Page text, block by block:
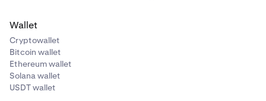
Wallet
Cryptowallet
Bitcoin wallet
Ethereum wallet
Solana wallet
USDT wallet